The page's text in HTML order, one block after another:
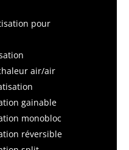
pour
air/air
gainable
monobloc
réversible